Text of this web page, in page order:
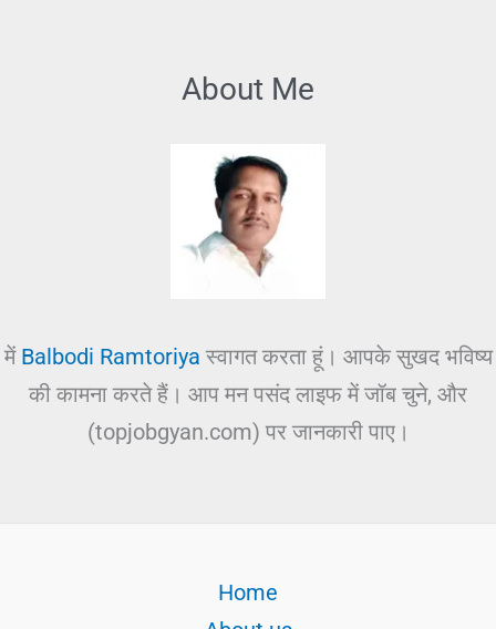
About Me
में Balbodi Ramtoriya स्वागत करता हूं। आपके सुखद भविष्य
की कामना करते हैं। आप मन पसंद लाइफ में जॉब चुने, और
(topjobgyan.com) पर जानकारी पाए।
Home